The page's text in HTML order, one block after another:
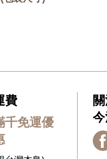
費
千免運優
今